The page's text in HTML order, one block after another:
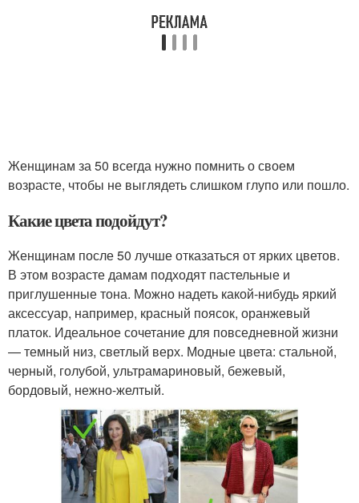
Женщинам за 50 всегда нужно помнить о своем
возрасте, чтобы не выглядеть слишком глупо или пошло.
Какие цвета подойдут?
Женщинам после 50 лучше отказаться от ярких цветов.
В этом возрасте дамам подходят пастельные и
приглушенные тона. Можно надеть какой-нибудь яркий
аксессуар, например, красный поясок, оранжевый
платок. Идеальное сочетание для повседневной жизни
— темный низ, светлый верх. Модные цвета: стальной,
черный, голубой, ультрамариновый, бежевый,
бордовый, нежно-желтый.